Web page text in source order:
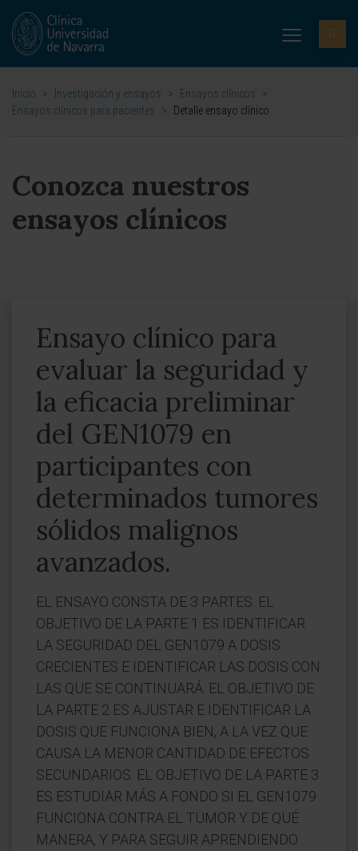
Inicio > Investigación y ensayos > Ensayos clínicos
>
Ensayos clínicos para pacientes
> Detalle ensayo clínico
Conozca nuestros
ensayos clínicos
Ensayo clínico para
evaluar la seguridad y
la eficacia preliminar
del GEN1079 en
participantes con
determinados tumores
sólidos malignos
avanzados.
EL ENSAYO CONSTA DE 3 PARTES. EL
OBJETIVO DE LA PARTE 1 ES IDENTIFICAR
LA SEGURIDAD DEL GEN1079 A DOSIS
CRECIENTES E IDENTIFICAR LAS DOSIS CON
LAS QUE SE CONTINUARÁ. EL OBJETIVO DE
LA PARTE 2 ES AJUSTAR E IDENTIFICAR LA
DOSIS QUE FUNCIONA BIEN, A LA VEZ QUE
CAUSA LA MENOR CANTIDAD DE EFECTOS
SECUNDARIOS. EL OBJETIVO DE LA PARTE 3
ES ESTUDIAR MÁS A FONDO SI EL GEN1079
FUNCIONA CONTRA EL TUMOR Y DE QUÉ
MANERA, Y PARA SEGUIR APRENDIENDO